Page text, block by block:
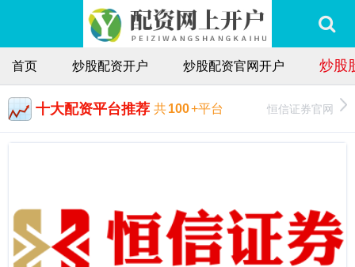
首页 炒股配资开户 炒股配资官网开户 炒股
十大配资平台推荐 共100+平台 恒信证券官网